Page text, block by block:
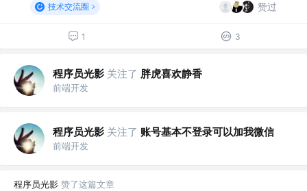
技术交流圈 赞过
1 3
程序员光影 关注了 胖虎喜欢静香
前端开发
程序员光影 关注了 账号基本不登录可以加我微信
前端开发
程序员光影 赞了这篇文章